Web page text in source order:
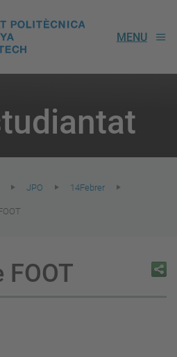
MENU
JPO 14Febrer
FOOT